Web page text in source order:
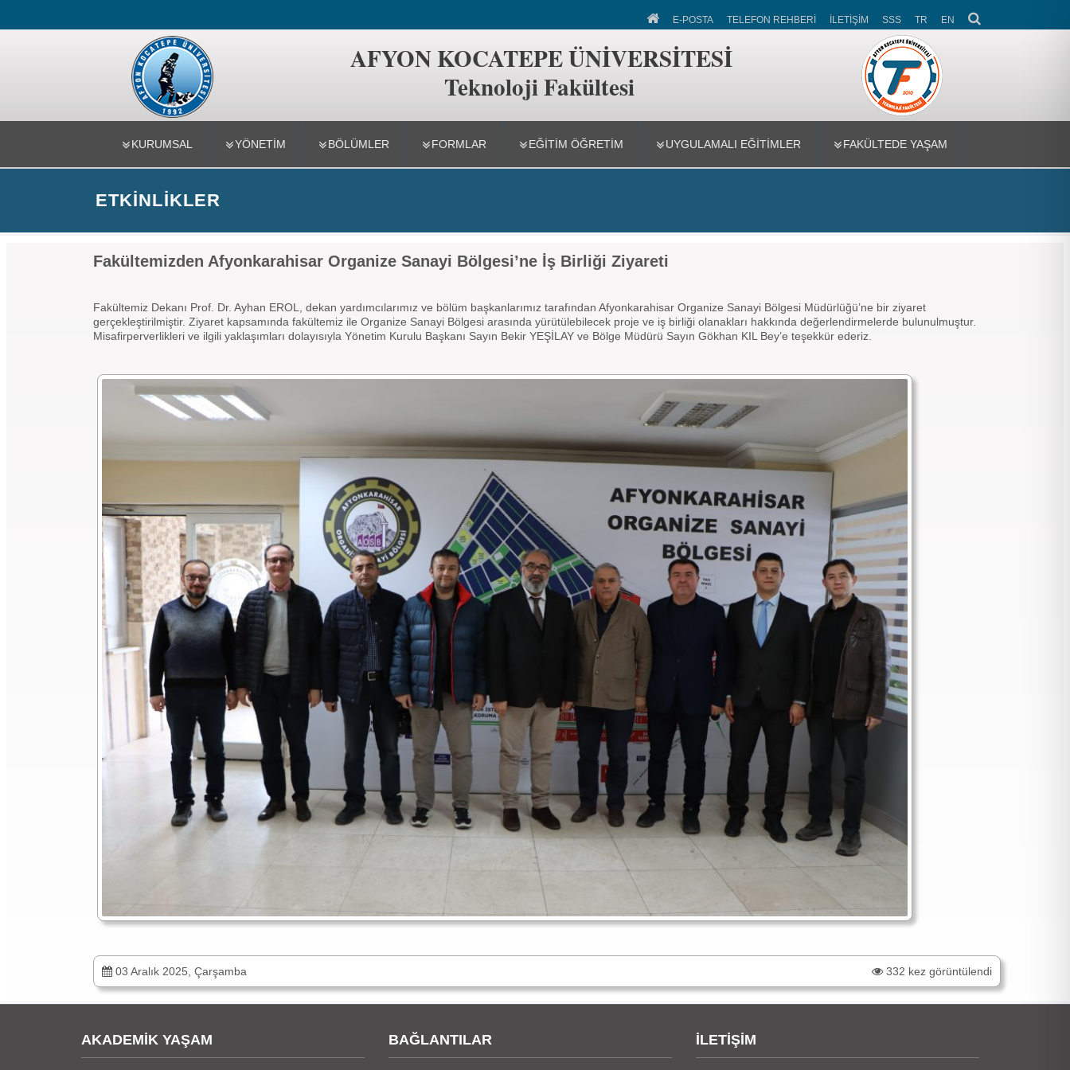
Teknoloji Fakültesi
E-POSTA TELEFON REHBERİ İLETİŞİM SSS TR EN
AFYON KOCATEPE ÜNİVERSİTESİ
Teknoloji Fakültesi
KURUMSAL YÖNETİM BÖLÜMLER FORMLAR EĞITIM ÖĞRETIM UYGULAMALI EĞİTİMLER FAKÜLTEDE YAŞAM
ETKİNLİKLER
Fakültemizden Afyonkarahisar Organize Sanayi Bölgesi’ne İş Birliği Ziyareti
Fakültemiz Dekanı Prof. Dr. Ayhan EROL, dekan yardımcılarımız ve bölüm başkanlarımız tarafından Afyonkarahisar Organize Sanayi Bölgesi Müdürlüğü’ne bir ziyaret
gerçekleştirilmiştir. Ziyaret kapsamında fakültemiz ile Organize Sanayi Bölgesi arasında yürütülebilecek proje ve iş birliği olanakları hakkında değerlendirmelerde bulunulmuştur.
Misafirperverlikleri ve ilgili yaklaşımları dolayısıyla Yönetim Kurulu Başkanı Sayın Bekir YEŞİLAY ve Bölge Müdürü Sayın Gökhan KIL Bey’e teşekkür ederiz.
03 Aralık 2025, Çarşamba 332 kez görüntülendi
AKADEMİK YAŞAM BAĞLANTILAR İLETİŞİM